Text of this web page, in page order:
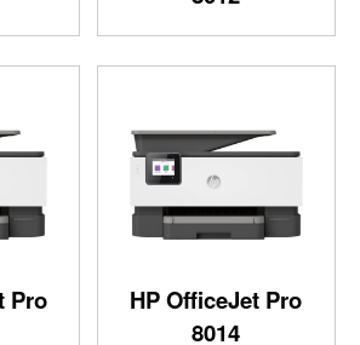
HP OfficeJet Pro
8014
Pro